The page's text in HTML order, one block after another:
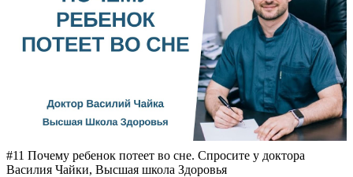
#11 Почему ребенок потеет во сне. Спросите у доктора
Василия Чайки, Высшая школа Здоровья